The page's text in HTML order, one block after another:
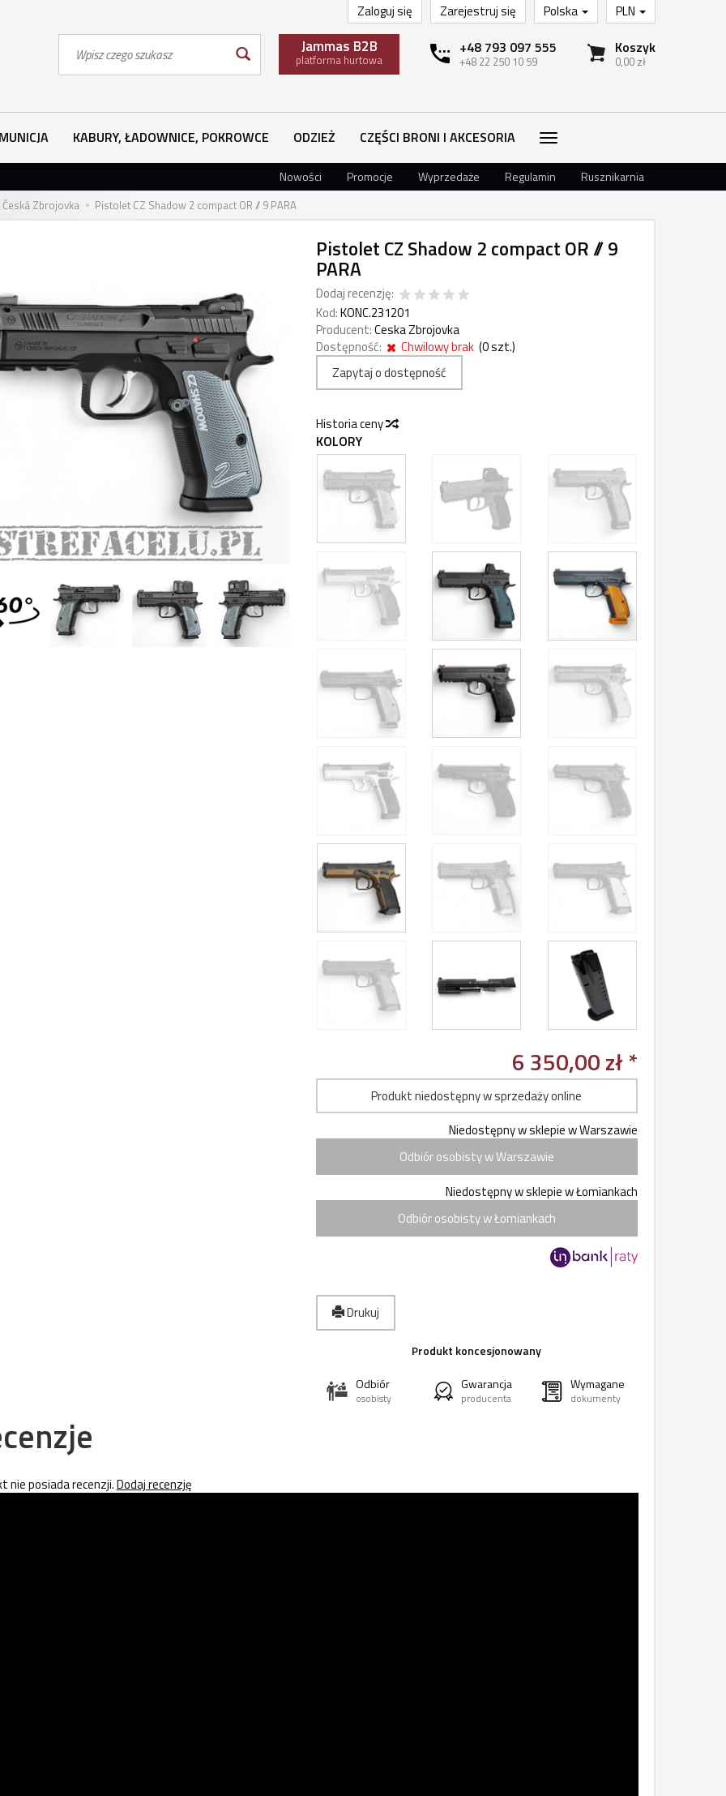
PLN
Polska
Zarejestruj się
Zaloguj się
Koszyk
0,00 zł
+48 793 097 555
+48 22 250 10 59
Jammas B2B
platforma hurtowa
KABURY, ŁADOWNICE, POKROWCE ODZIEŻ CZĘŚCI BRONI I AKCESORIA
Nowości Promocje Wyprzedaże Regulamin Rusznikarnia
Zbrojovka Pistolet CZ Shadow 2 compact OR // 9 PARA
Pistolet CZ Shadow 2 compact OR // 9
PARA
Dodaj recenzję:
Kod:KONC.231201
Producent:Ceska Zbrojovka
Dostępność:
Chwilowy brak (0szt.)
Zapytaj o dostępność
Historia ceny
KOLORY
6 350,00 zł *
Produkt niedostępny w sprzedaży online
Niedostępny w sklepie w Warszawie
Odbiór osobisty w Warszawie
Niedostępny w sklepie w Łomiankach
Odbiór osobisty w Łomiankach
Drukuj
Produkt koncesjonowany
Odbiór
osobisty
Gwarancja
producenta
Wymagane
dokumenty
nie posiada recenzji.Dodaj recenzję